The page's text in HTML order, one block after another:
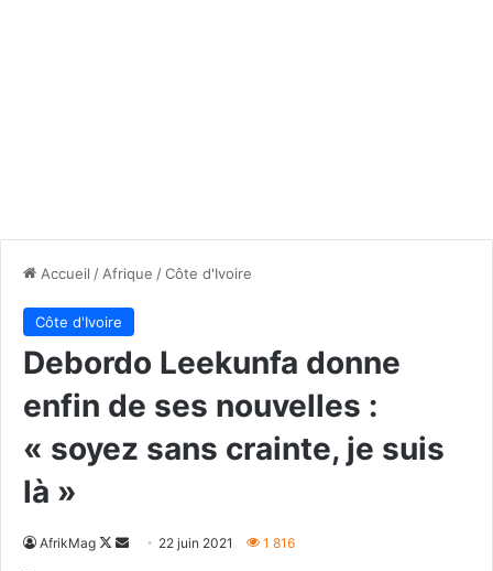
Accueil / Afrique /Côte d'Ivoire
Côte d'Ivoire
Debordo Leekunfa donne
enfin de ses nouvelles :
« soyez sans crainte, je suis
là »
AfrikMag
Follow
Envoyer22 juin 2021 1 816